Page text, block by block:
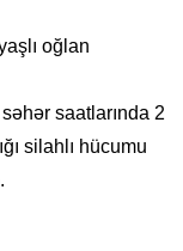
oğlan
saatlarında 2
silahlı hücumu